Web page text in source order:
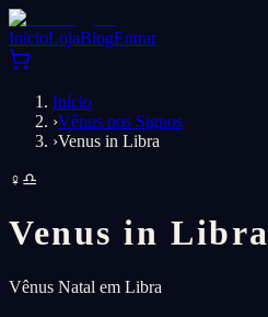
InícioLojaBlogEntrar
Início
›Vênus nos Signos
›Venus in Libra
♀ ♎
Venus inLibra
Vênus Natal em Libra